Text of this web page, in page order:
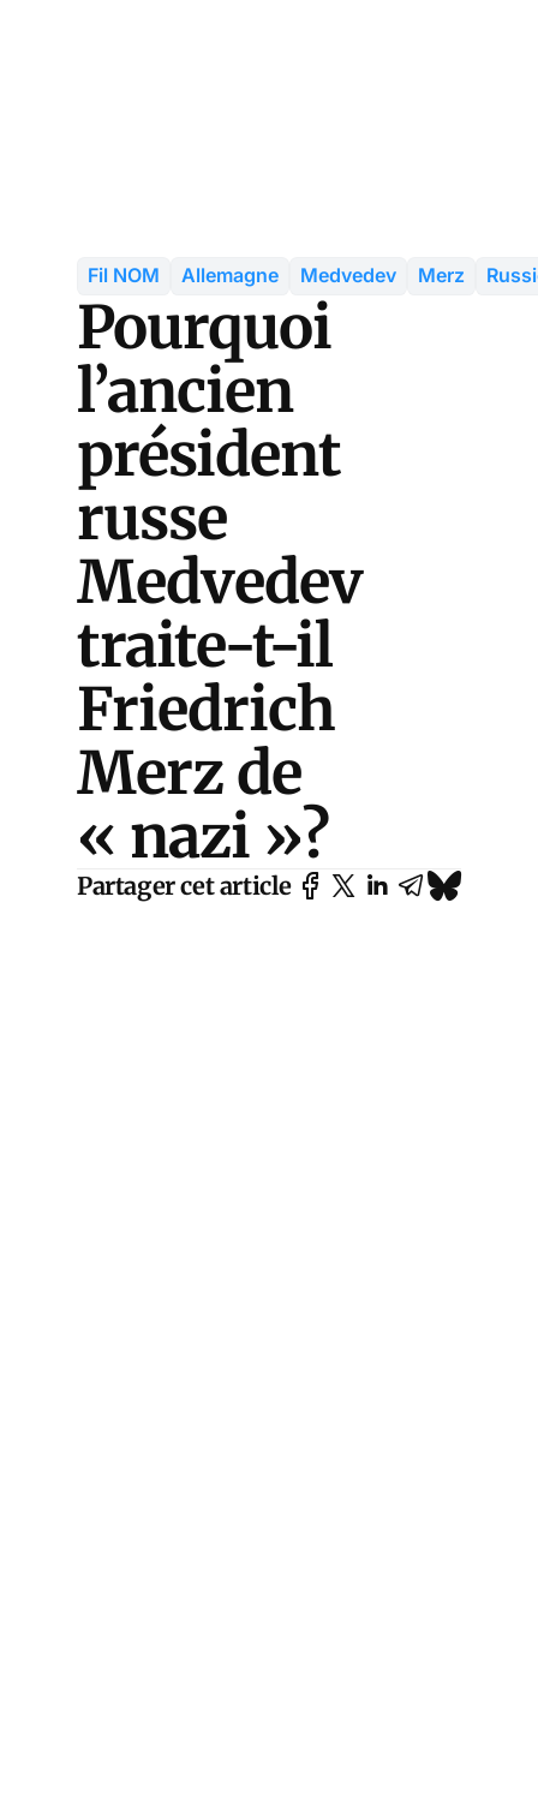
Fil NOM Allemagne Medvedev Merz
Pourquoi
l’ancien
président
russe
Medvedev
traite-t-il
Friedrich
Merz de
« nazi »?
Partager cet article